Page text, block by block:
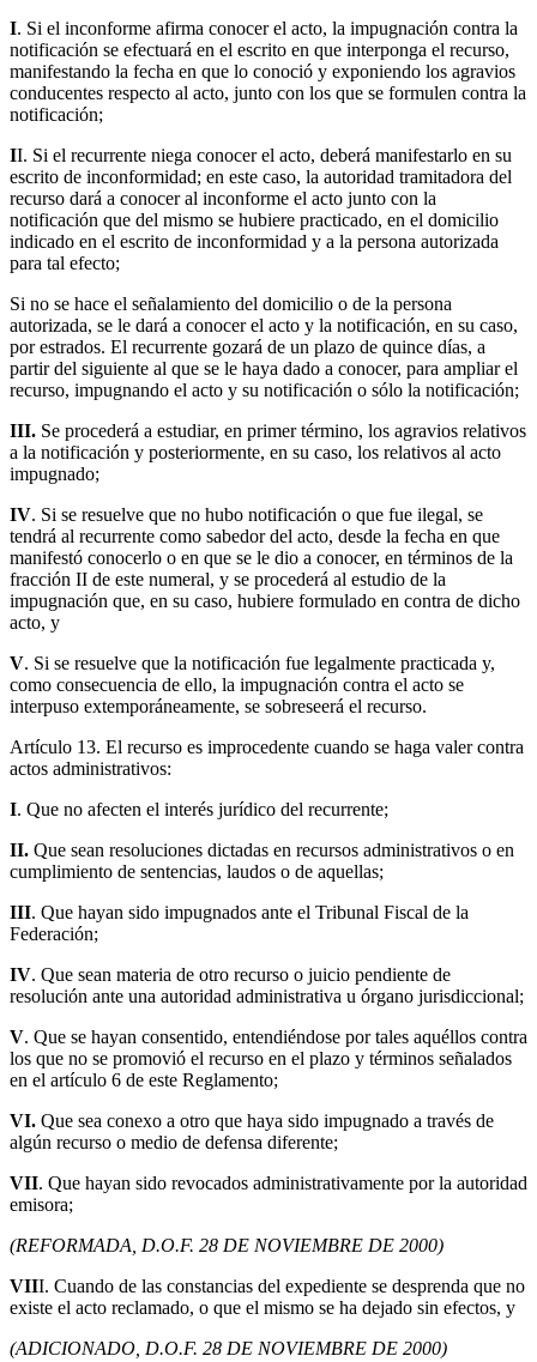
I. Si el inconforme afirma conocer el acto, la impugnación contra la
notificación se efectuará en el escrito en que interponga el recurso,
manifestando la fecha en que lo conoció y exponiendo los agravios
conducentes respecto al acto, junto con los que se formulen contra la
notificación;
II. Si el recurrente niega conocer el acto, deberá manifestarlo en su
escrito de inconformidad; en este caso, la autoridad tramitadora del
recurso dará a conocer al inconforme el acto junto con la
notificación que del mismo se hubiere practicado, en el domicilio
indicado en el escrito de inconformidad y a la persona autorizada
para tal efecto;
Si no se hace el señalamiento del domicilio o de la persona
autorizada, se le dará a conocer el acto y la notificación, en su caso,
por estrados. El recurrente gozará de un plazo de quince días, a
partir del siguiente al que se le haya dado a conocer, para ampliar el
recurso, impugnando el acto y su notificación o sólo la notificación;
III. Se procederá a estudiar, en primer término, los agravios relativos
a la notificación y posteriormente, en su caso, los relativos al acto
impugnado;
IV. Si se resuelve que no hubo notificación o que fue ilegal, se
tendrá al recurrente como sabedor del acto, desde la fecha en que
manifestó conocerlo o en que se le dio a conocer, en términos de la
fracción II de este numeral, y se procederá al estudio de la
impugnación que, en su caso, hubiere formulado en contra de dicho
acto, y
V. Si se resuelve que la notificación fue legalmente practicada y,
como consecuencia de ello, la impugnación contra el acto se
interpuso extemporáneamente, se sobreseerá el recurso.
Artículo 13. El recurso es improcedente cuando se haga valer contra
actos administrativos:
I. Que no afecten el interés jurídico del recurrente;
II. Que sean resoluciones dictadas en recursos administrativos o en
cumplimiento de sentencias, laudos o de aquellas;
III. Que hayan sido impugnados ante el Tribunal Fiscal de la
Federación;
IV. Que sean materia de otro recurso o juicio pendiente de
resolución ante una autoridad administrativa u órgano jurisdiccional;
V. Que se hayan consentido, entendiéndose por tales aquéllos contra
los que no se promovió el recurso en el plazo y términos señalados
en el artículo 6 de este Reglamento;
VI. Que sea conexo a otro que haya sido impugnado a través de
algún recurso o medio de defensa diferente;
VII. Que hayan sido revocados administrativamente por la autoridad
emisora;
(REFORMADA, D.O.F. 28 DE NOVIEMBRE DE 2000)
VIII. Cuando de las constancias del expediente se desprenda que no
existe el acto reclamado, o que el mismo se ha dejado sin efectos, y
(ADICIONADO, D.O.F. 28 DE NOVIEMBRE DE 2000)